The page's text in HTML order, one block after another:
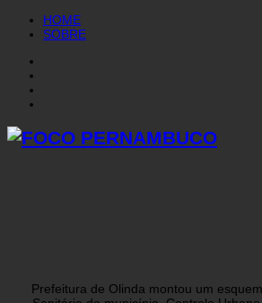
HOME
SOBRE
Prefeitura de Olinda montou um